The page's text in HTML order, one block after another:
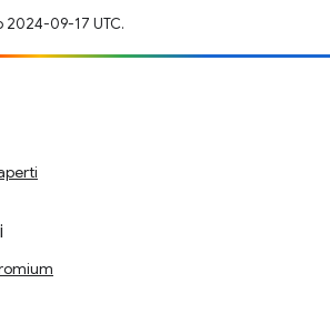
09-17 UTC.